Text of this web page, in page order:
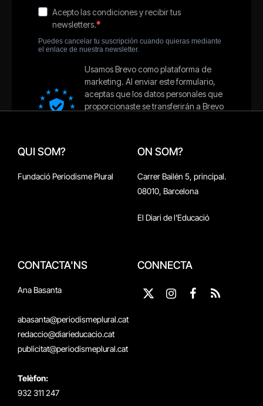
QUI SOM?
Fundació Periodisme Plural
ON SOM?
Carrer Bailén 5, principal.
08010, Barcelona
El Diari de l'Educació
CONTACTA'NS
Ana Basanta
abasanta@periodismeplural.cat
redaccio@diarieducacio.cat
publicitat@periodismeplural.cat
Telèfon:
932 311 247
CONNECTA
X
InstagramFacebook
RSS